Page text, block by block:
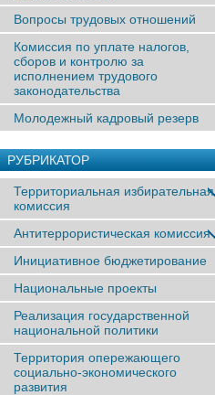
Вопросы трудовых отношений
Комиссия по уплате налогов,
сборов и контролю за
исполнением трудового
законодательства
Молодежный кадровый резерв
РУБРИКАТОР
Территориальная избирательная
комиссия
Антитеррористическая комиссия
Инициативное бюджетирование
Национальные проекты
Реализация государственной
национальной политики
Территория опережающего
социально-экономического
развития